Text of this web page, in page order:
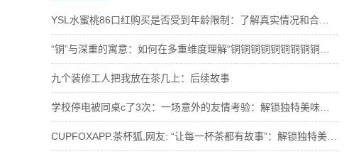
九个装修工人把我放在茶几上：后续故事